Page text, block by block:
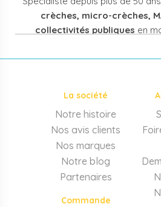
crèches, micro-crèches,
collectivités publiques en
puériculture, jouets et
d'accueil de la petite
cabinets
Mobilier et
Lits crèche en bois, couchettes
langer sur mesure en résine
chaises adaptées aux 0-6 ans,
séparation. Tout le matériel pour
conforme aux
La société
Notre histoire
Nos avis clients
Nos marques
Notre blog
Partenaires
Commande